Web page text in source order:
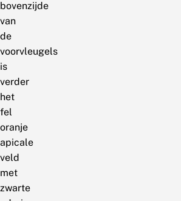
bovenzijde
van
de
voorvleugels
is
verder
het
fel
oranje
apicale
veld
met
zwarte